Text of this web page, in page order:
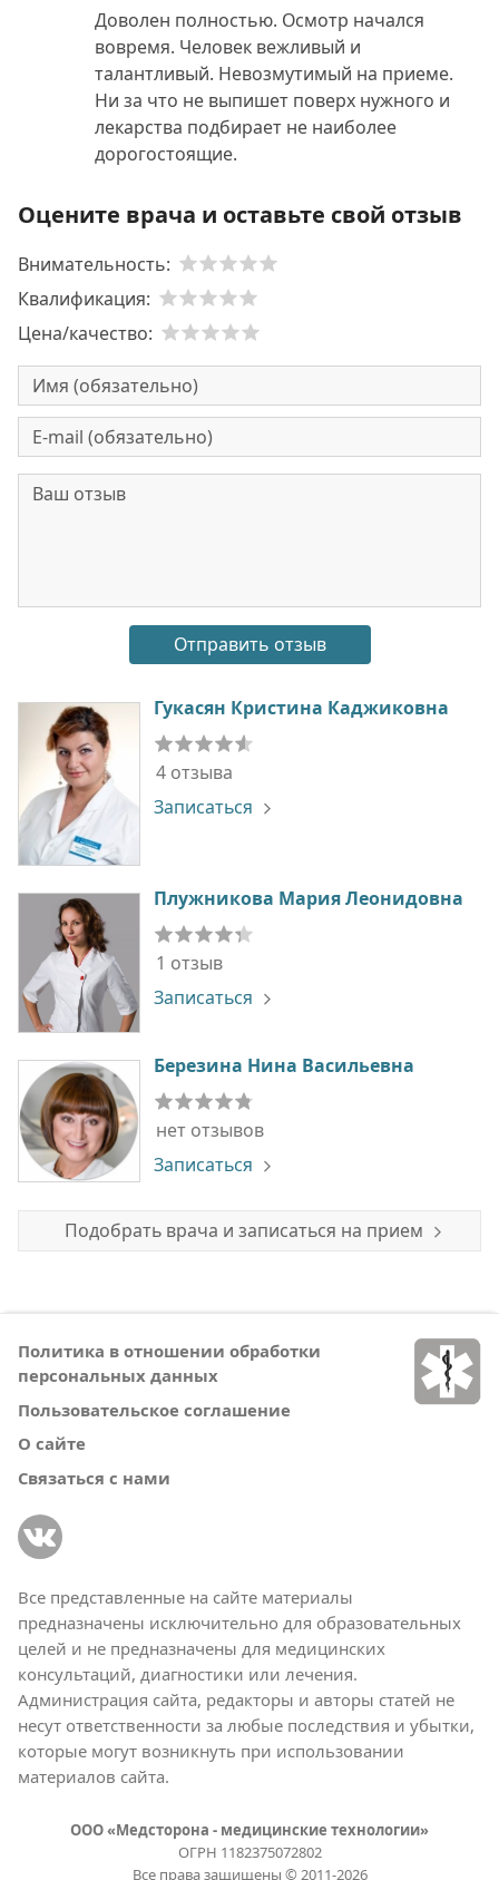
Доволен полностью. Осмотр начался
вовремя. Человек вежливый и
талантливый. Невозмутимый на приеме.
Ни за что не выпишет поверх нужного и
лекарства подбирает не наиболее
дорогостоящие.
Оцените врача и оставьте свой отзыв
Внимательность:
Квалификация:
Цена/качество:
Гукасян Кристина Каджиковна
4 отзыва
Записаться
Плужникова Мария Леонидовна
1 отзыв
Записаться
Березина Нина Васильевна
нет отзывов
Записаться
Подобрать врача и записаться на прием
Политика в отношении обработки
персональных данных
Пользовательское соглашение
О сайте
Связаться с нами
Все представленные на сайте материалы
предназначены исключительно для образовательных
целей и не предназначены для медицинских
консультаций, диагностики или лечения.
Администрация сайта, редакторы и авторы статей не
несут ответственности за любые последствия и убытки,
которые могут возникнуть при использовании
материалов сайта.
ООО «Медсторона - медицинские технологии»
ОГРН 1182375072802
Все права защищены © 2011-2026